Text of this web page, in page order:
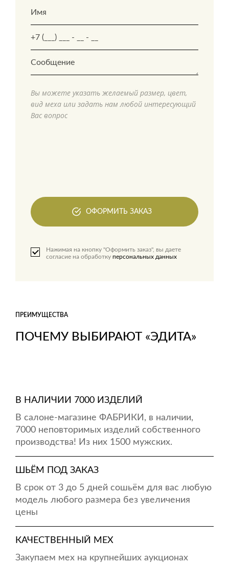
Вы можете указать желаемый размер, цвет,
вид меха или задать нам любой интересующий
Вас вопрос
ОФОРМИТЬ ЗАКАЗ
Нажимая на кнопку "Оформить заказ", вы даете
согласие на обработку персональных данных
ПОЧЕМУ ВЫБИРАЮТ «ЭДИТА»
ПРЕИМУЩЕСТВА
В НАЛИЧИИ 7000 ИЗДЕЛИЙ
В салоне-магазине ФАБРИКИ, в наличии,
7000 неповторимых изделий собственного
производства! Из них 1500 мужских.
ШЬЁМ ПОД ЗАКАЗ
В срок от 3 до 5 дней сошьём для вас любую
модель любого размера без увеличения
цены
КАЧЕСТВЕННЫЙ МЕХ
Закупаем мех на крупнейших аукционах